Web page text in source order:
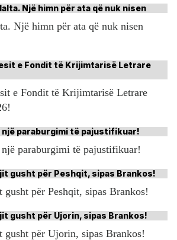
Një himn për ata që nuk nisen
e Fondit të Krijimtarisë Letrare
paraburgimi të pajustifikuar!
për Peshqit, sipas Brankos!
për Ujorin, sipas Brankos!